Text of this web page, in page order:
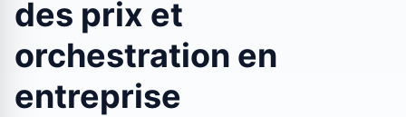
des prix et
orchestration en
entreprise